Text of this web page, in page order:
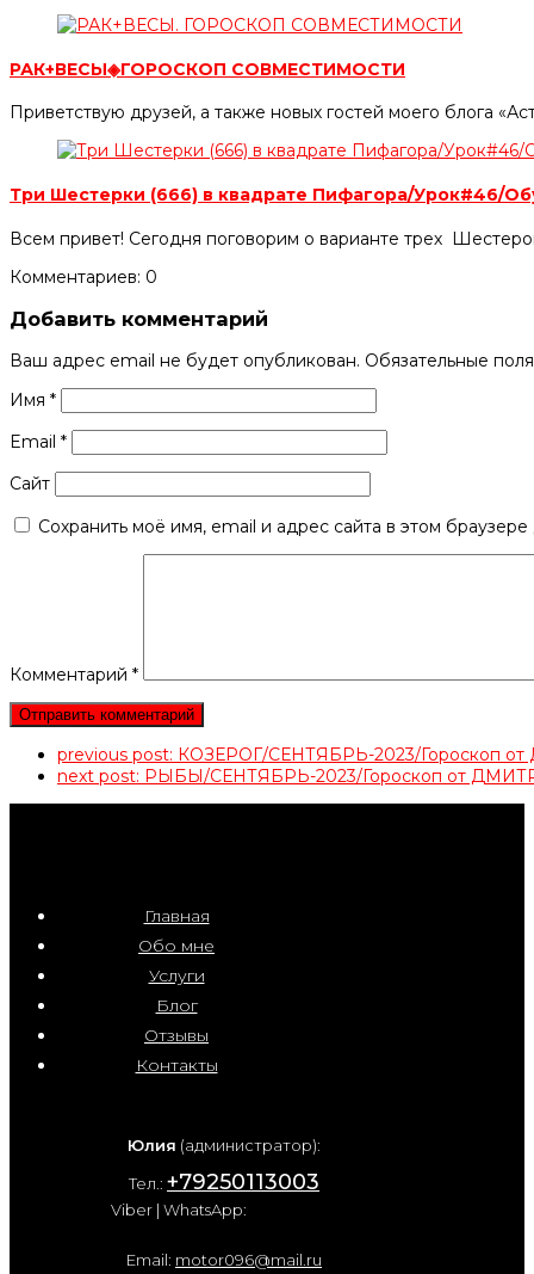
РАК+ВЕСЫ◈ГОРОСКОП СОВМЕСТИМОСТИ
Приветствую друзей, а также новых гостей моего блога
Три Шестерки (666) в квадрате Пифагора/Урок#46/
Всем привет! Сегодня поговорим о варианте трех
Комментариев: 0
Добавить комментарий
Ваш адрес email не будет опубликован. Обязательные
Имя *
Email *
Сайт
Сохранить моё имя, email и адрес сайта в этом
Комментарий *
previous post: КОЗЕРОГ/СЕНТЯБРЬ-2023/Гороскоп
next post: РЫБЫ/СЕНТЯБРЬ-2023/Гороскоп от
Главная
Обо мне
Услуги
Блог
Отзывы
Контакты
Юлия (администратор):
Тел.: +79250113003
Viber | WhatsApp:
Email: motor096@mail.ru